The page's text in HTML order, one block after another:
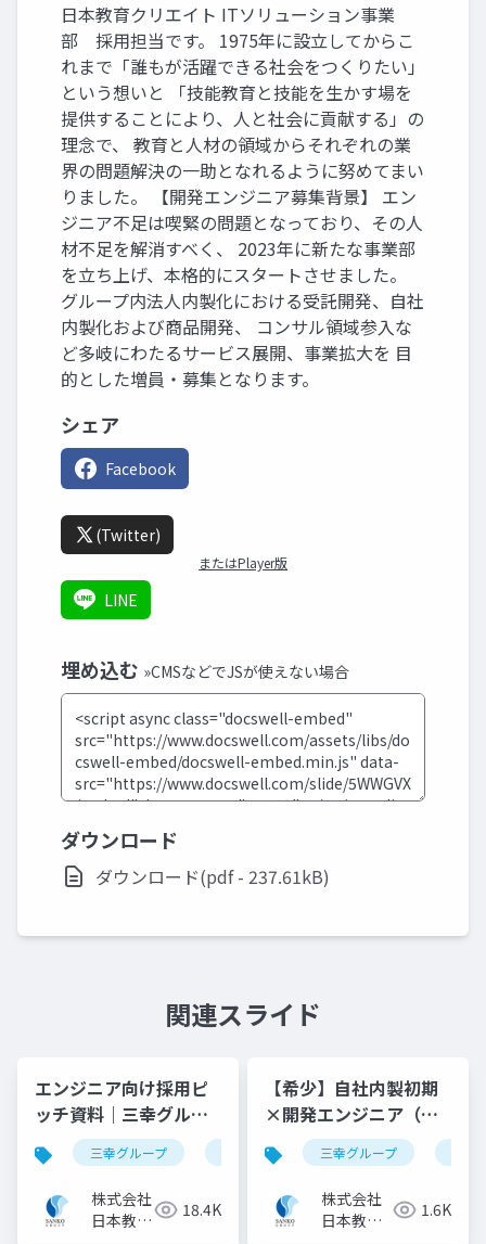
日本教育クリエイト ITソリューション事業
部 採用担当です。 1975年に設立してからこ
れまで「誰もが活躍できる社会をつくりたい」
という想いと 「技能教育と技能を生かす場を
提供することにより、人と社会に貢献する」の
理念で、 教育と人材の領域からそれぞれの業
界の問題解決の一助となれるように努めてまい
りました。 【開発エンジニア募集背景】 エン
ジニア不足は喫緊の問題となっており、その人
材不足を解消すべく、 2023年に新たな事業部
を立ち上げ、本格的にスタートさせました。
グループ内法人内製化における受託開発、自社
内製化および商品開発、 コンサル領域参入な
ど多岐にわたるサービス展開、事業拡大を 目
的とした増員・募集となります。
シェア
Facebook
(Twitter)
またはPlayer版
LINE
埋め込む »CMSなどでJSが使えない場合
ダウンロード
ダウンロード(pdf - 237.61kB)
関連スライド
エンジニア向け採用ピ
ッチ資料｜三幸グルー
プ【株式会社日本教育
クリエイト】
三幸グループ 日本教育クリエイト 採用ピッチ資料
株式会社
日本教育
18.4K
【希少】自社内製初期
×開発エンジニア（要
件定義～設計の上流ポ
ジション）｜三幸グル
ープ【株式会社日本教
育クリエイト】
三幸グループ
株式会社
日本教育
1.6K